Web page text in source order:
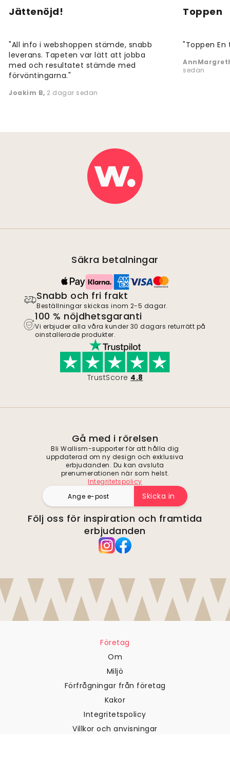
Jättenöjd!
"All info i webshoppen stämde, snabb
leverans. Tapeten var lätt att jobba
med och resultatet stämde med
förväntingarna."
Joakim B, 2 dagar sedan
Toppen
"Toppen
sedan
Säkra betalningar
Snabb och fri frakt
Beställningar skickas inom 2-5 dagar.
100 % nöjdhetsgaranti
Vi erbjuder alla våra kunder 30 dagars returrätt på
oinstallerade produkter.
TrustScore 4.8
Gå med i rörelsen
Bli Wallism-supporter för att hålla dig
uppdaterad om ny design och exklusiva
erbjudanden. Du kan avsluta
prenumerationen när som helst.
Integritetspolicy
Skicka in
Följ oss för inspiration och framtida
erbjudanden
Företag
Om
Miljö
Förfrågningar från företag
Kakor
Integritetspolicy
Villkor och anvisningar